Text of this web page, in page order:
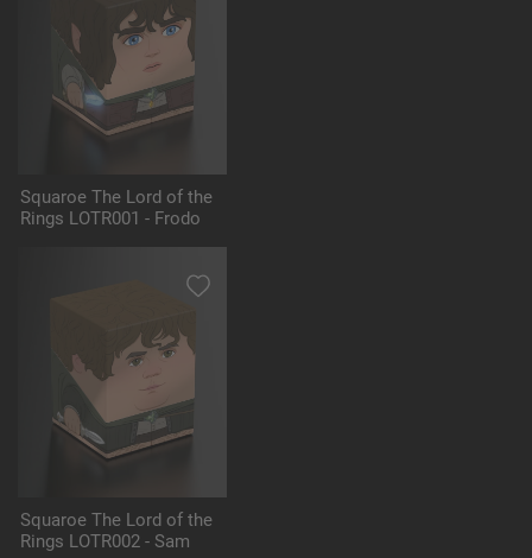
Squaroe The Lord of the
Rings LOTR001 - Frodo
Squaroe The Lord of the
Rings LOTR002 - Sam